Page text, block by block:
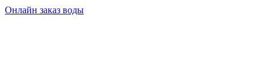
Онлайн заказ воды